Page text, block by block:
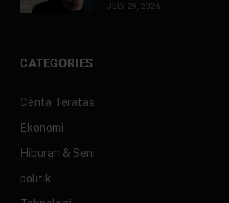
JULY 29, 2026
CATEGORIES
Cerita Teratas
Ekonomi
Hiburan & Seni
politik